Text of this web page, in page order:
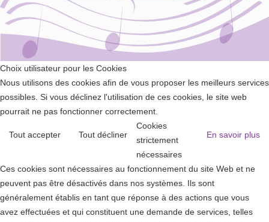
Choix utilisateur pour les Cookies
Nous utilisons des cookies afin de vous proposer les meilleurs services
possibles. Si vous déclinez l'utilisation de ces cookies, le site web
pourrait ne pas fonctionner correctement.
Tout accepter Tout décliner En savoir plus
Cookies
strictement
nécessaires
Ces cookies sont nécessaires au fonctionnement du site Web et ne
peuvent pas être désactivés dans nos systèmes. Ils sont
généralement établis en tant que réponse à des actions que vous
avez effectuées et qui constituent une demande de services, telles